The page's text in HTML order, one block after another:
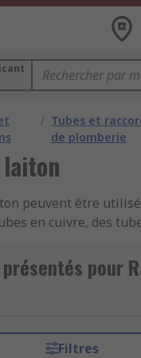
/ Tubes et
de plomberie
peuvent être
en cuivre, des
compatibles. Les
de différents
la compression,
les travaux de
pour
Filtres